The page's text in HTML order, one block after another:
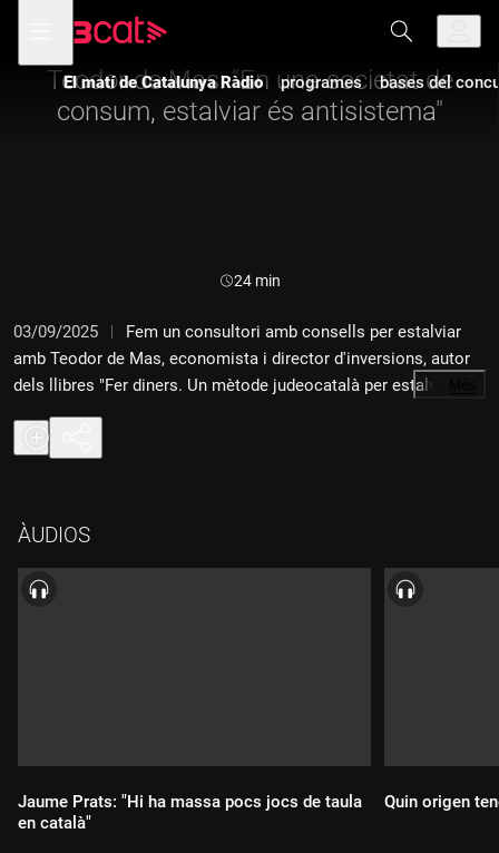
navegació
principal
menú
de
El matí de Catalunya Ràdio programes bases del
Teodor de Mas: "En una societat de
consum, estalviar és antisistema"
Durada:
24 min
03/09/2025
Fem un consultori amb consells per estalviar
amb Teodor de Mas, economista i director d'inversions, autor
dels llibres "Fer diners. Un mètode judeocatalà per estalviar i
fer-se ric", i "Gastar diners. Hàbits judeocatalans per invertir
millor, tenir la vida resolta i viure sense angoixes".
…
ÀUDIOS
Jaume Prats: "Hi ha massa pocs jocs de taula
en català"
Quin origen